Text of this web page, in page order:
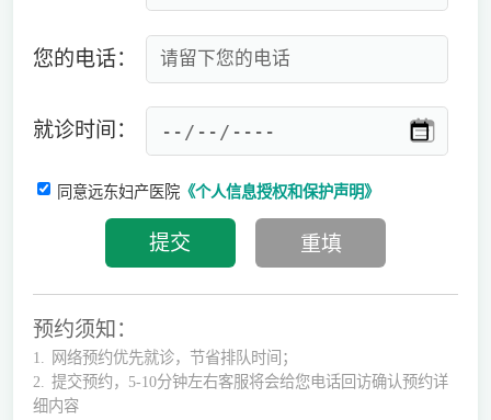
您的电话：
就诊时间：
同意远东妇产医院《个人信息授权和保护声明》
预约须知：
1.
网络预约优先就诊，节省排队时间；
2.
提交预约，5-10分钟左右客服将会给您电话回访确认预约详
细内容